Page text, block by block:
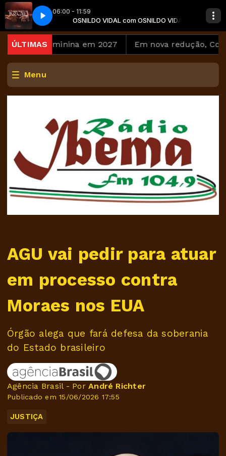
06:00 - 11:59
VIDAL OSNILDO VIDAL com OSNILDO VIDAL
converter.com) OrssattoZancoo (online-audio-converter.com)
ÚLTIMAS
Feminina em 2027 Em nova redução, Copom
Menu
AGU vai pedir para atuar
em processo contra
Moraes nos EUA
Órgão alega que fará defesa da soberania
do Estado brasileiro
Agência Brasil - PorAndré Richter
Publicado em 15/06/2026 17:55
JUSTIÇA